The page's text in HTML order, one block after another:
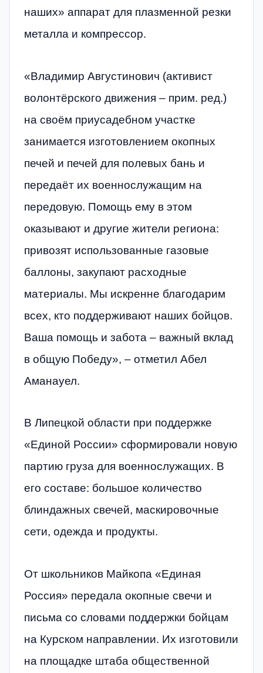
наших» аппарат для плазменной резки
металла и компрессор.
«Владимир Августинович (активист
волонтёрского движения – прим. ред.)
на своём приусадебном участке
занимается изготовлением окопных
печей и печей для полевых бань и
передаёт их военнослужащим на
передовую. Помощь ему в этом
оказывают и другие жители региона:
привозят использованные газовые
баллоны, закупают расходные
материалы. Мы искренне благодарим
всех, кто поддерживают наших бойцов.
Ваша помощь и забота – важный вклад
в общую Победу», – отметил Абел
Аманауел.
В Липецкой области при поддержке
«Единой России» сформировали новую
партию груза для военнослужащих. В
его составе: большое количество
блиндажных свечей, маскировочные
сети, одежда и продукты.
От школьников Майкопа «Единая
Россия» передала окопные свечи и
письма со словами поддержки бойцам
на Курском направлении. Их изготовили
на площадке штаба общественной